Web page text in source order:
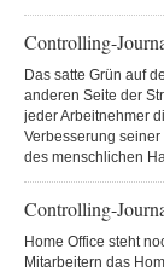
Controlling-
Das satte Grün auf
anderen Seite der
jeder Arbeitnehmer
Verbesserung
des menschlichen
Controlling-
Home Office steht
Mitarbeitern das